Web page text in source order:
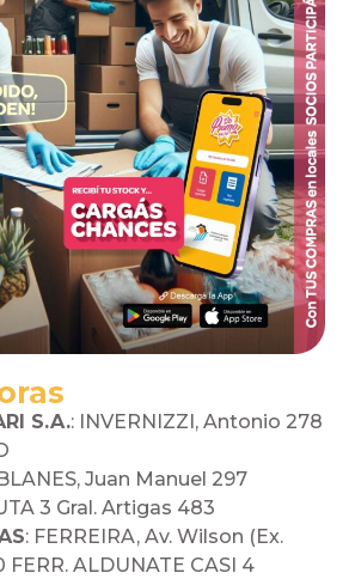
S.A.: INVERNIZZI, Antonio 278
Juan Manuel 297
3 Gral. Artigas 483
: FERREIRA, Av. Wilson (Ex.
FERR. ALDUNATE CASI 4